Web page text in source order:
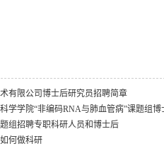
有限公司博士后研究员招聘简章
学学院“非编码RNA与肺血管病”课题组博
组招聘专职科研人员和博士后
何做科研